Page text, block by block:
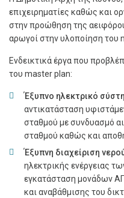
επιχειρηματίες καθώς και
στην προώθηση της
αρωγοί στην υλοποίηση του
Ενδεικτικά έργα που
του master plan:
Έξυπνο ηλεκτρικό
αντικατάσταση
σταθμού με συνδυασμό
σταθμού καθώς και
Έξυπνη διαχείριση
ηλεκτρικής ενέργειας
εγκατάσταση μονάδων
και αναβάθμισης του